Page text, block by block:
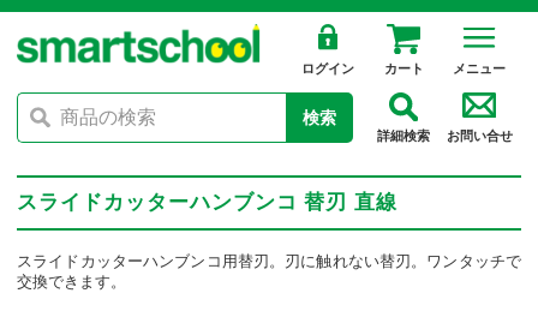
ログイン カート メニュー
検索
詳細検索 お問い合せ
スライドカッターハンブンコ 替刃 直線
スライドカッターハンブンコ用替刃。刃に触れない替刃。ワンタッチで
交換できます。